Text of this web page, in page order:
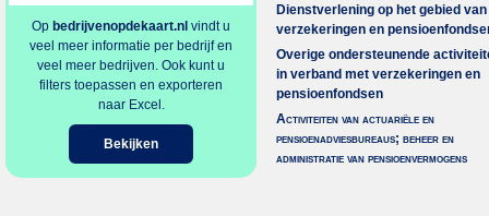
Op bedrijvenopdekaart.nl vindt u
veel meer informatie per bedrijf en
veel meer bedrijven. Ook kunt u
filters toepassen en exporteren
naar Excel.
Bekijken
Dienstverlening op het gebied van
verzekeringen en
Overige ondersteunende
in verband met verzekeringen en
pensioenfondsen
Activiteiten van actuariële en
pensioenadviesbureaus; beheer en
administratie van pensioenvermogens